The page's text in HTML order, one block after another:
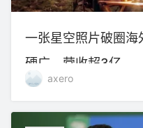
一张星空照片破圈
硬广，营收超3亿
axero